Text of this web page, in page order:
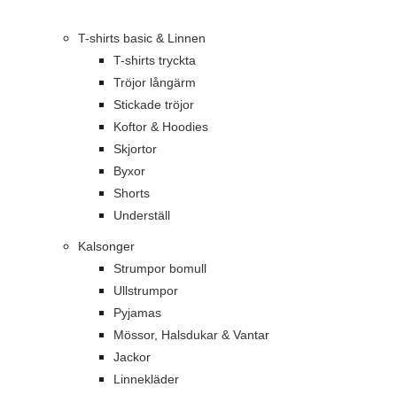
T-shirts basic & Linnen
T-shirts tryckta
Tröjor långärm
Stickade tröjor
Koftor & Hoodies
Skjortor
Byxor
Shorts
Underställ
Kalsonger
Strumpor bomull
Ullstrumpor
Pyjamas
Mössor, Halsdukar & Vantar
Jackor
Linnekläder